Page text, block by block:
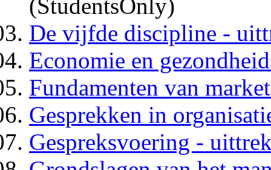
(StudentsOnly)
De vijfde discipline -
Economie en
Fundamenten van
Gesprekken in
Gespreksvoering -